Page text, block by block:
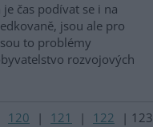
čas podívat se i na
jsou ale pro
to problémy
rozvojových
120 | 121 | 122 | 123